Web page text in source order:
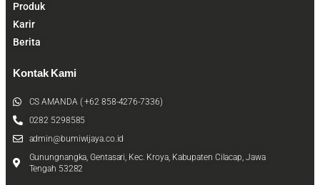
Produk
Karir
Berita
Kontak Kami
CS AMANDA ( +62 858-4276-7336)
0282 5298585
admin@bumiwijaya.co.id
Gunungnangka, Gentasari, Kec. Kroya, Kabupaten Cilacap, Jawa
Tengah 53282